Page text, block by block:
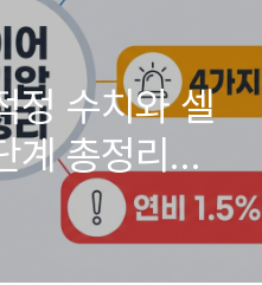
정 수치와 셀
계 총정리